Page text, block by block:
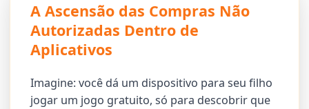
A Ascensão das Compras Não
Autorizadas Dentro de
Aplicativos
Imagine: você dá um dispositivo para seu filho
jogar um jogo gratuito, só para descobrir que